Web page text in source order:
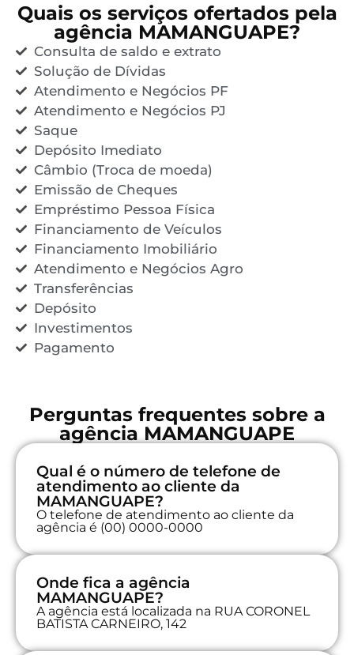
Quais os serviços ofertados pela
agência MAMANGUAPE?
Consulta de saldo e extrato
Solução de Dívidas
Atendimento e Negócios PF
Atendimento e Negócios PJ
Saque
Depósito Imediato
Câmbio (Troca de moeda)
Emissão de Cheques
Empréstimo Pessoa Física
Financiamento de Veículos
Financiamento Imobiliário
Atendimento e Negócios Agro
Transferências
Depósito
Investimentos
Pagamento
Perguntas frequentes sobre a
agência MAMANGUAPE
Qual é o número de telefone de
atendimento ao cliente da
MAMANGUAPE?
O telefone de atendimento ao cliente da
agência é (00) 0000-0000
Onde fica a agência
MAMANGUAPE?
A agência está localizada na RUA CORONEL
BATISTA CARNEIRO, 142